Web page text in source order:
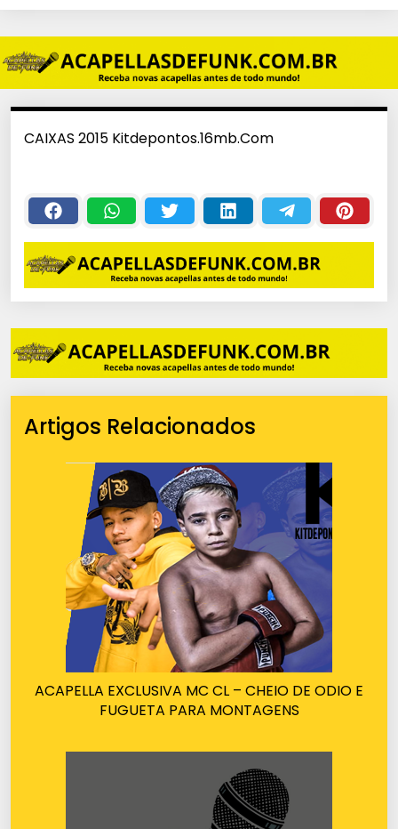
CAIXAS 2015 Kitdepontos.16mb.Com
Artigos Relacionados
ACAPELLA EXCLUSIVA MC CL – CHEIO DE ODIO E
FUGUETA PARA MONTAGENS